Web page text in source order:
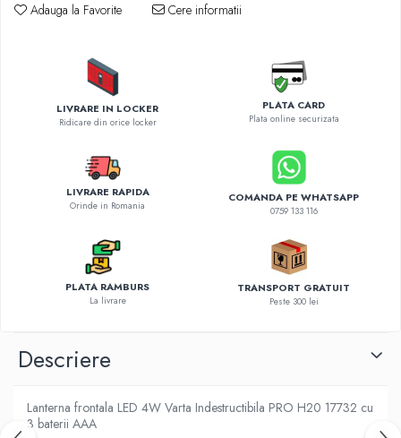
Roboti pornire
Carcase protectie NOCO BOOST
Invertoare Auto
Incarcator masina electrica
Adauga la Favorite Cere informatii
LIVRARE IN LOCKER
Ridicare din orice locker
PLATA CARD
Plata online securizata
LIVRARE RAPIDA
Orinde in Romania
COMANDA PE WHATSAPP
0759 133 116
PLATA RAMBURS
La livrare
TRANSPORT GRATUIT
Peste 300 lei
Descriere
Lanterna frontala LED 4W Varta Indestructibila PRO H20 17732 cu
3 baterii AAA